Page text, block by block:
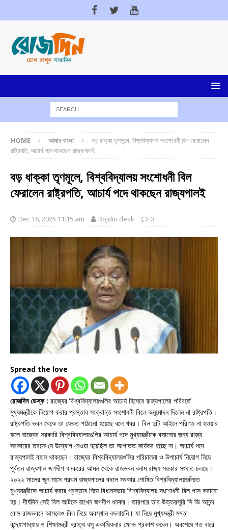
HOME আমার বাংলা
বড় ধাক্কা তৃণমূলে, বিশ্ববিদ্যালয় সংশোধনী বিল ফেরালেন
রাষ্ট্রপতি, আচার্য পদে থাকছেন রাজ্যপালই
বড় ধাক্কা তৃণমূলে, বিশ্ববিদ্যালয় সংশোধনী বিল
ফেরালেন রাষ্ট্রপতি, আচার্য পদে থাকছেন রাজ্যপালই
Dec 16, 2025 11:15 am Rojdin desk 0
Spread the love
রোজদিন ডেস্ক : রাজ্যের বিশ্ববিদ্যালয়গুলির আচার্য হিসেবে রাজ্যপালের পরিবর্তে
মুখ্যমন্ত্রীকে নিয়োগ করার প্রস্তাব সংক্রান্ত সংশোধনী বিলে অনুমোদন দিলেন না রাষ্ট্রপতি।
রাষ্ট্রপতি ভবন থেকে তা ফেরত পাঠানো হয়েছে বলে খবর। বিল দুটি আইনে পরিণত না হওয়ার
ফলে রাজ্যের সরকারি বিশ্ববিদ্যালয়গুলির আচার্য পদে মুখ্যমন্ত্রীকে বসানোর জন্য রাজ্য
সরকারের তরফে যে উদ্যোগ নেওয়া হয়েছিল তা আপাতত কার্যকর হচ্ছে না। আচার্য পদে
রাজ্যপালই বহাল থাকছেন। রাজ্যের বিশ্ববিদ্যালয়গুলির পরিচালনা ও উপাচার্য নিয়োগ নিয়ে
পূর্বতন রাজ্যপাল জগদীপ ধনকরের আমল থেকে রাজভবন বনাম রাজ্য সরকার সংঘাত চলছে।
২০২২ সালের জুন মাসে প্রথম রাজ্যপালের বদলে সরকার পোষিত বিশ্ববিদ্যালয়গুলিতে
মুখ্যমন্ত্রীকে আচার্য করার প্রস্তাব নিয়ে বিধানসভায় বিশ্ববিদ্যালয় সংশোধনী বিল পাস করানো
হয়। দীর্ঘদিন সেই বিল আটকে রাখেন জগদীপ ধনকর। তারপরে তার উত্তরসূরি সি ভি আনন্দ
বোস রাজভবনে আসলেও বিল নিয়ে অবস্থান বদলায়নি। যা নিয়ে মুখ্যমন্ত্রী মমতা
বন্দ্যোপাধ্যায় ও শিক্ষামন্ত্রী ব্রাত্য বসু একাধিকবার ক্ষোভ প্রকাশ করেন। অবশেষে গত বছর